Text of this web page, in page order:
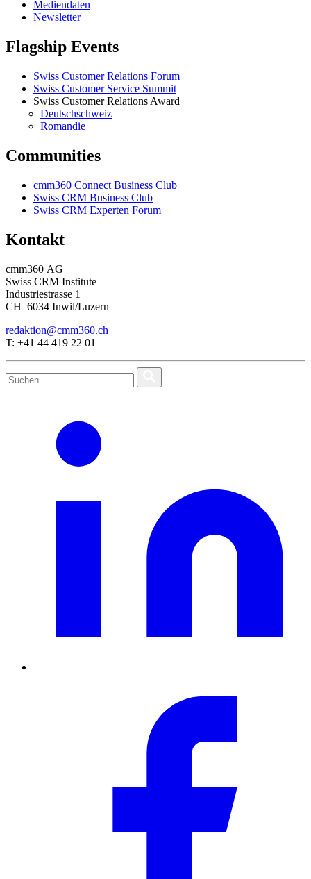
Mediendaten
Newsletter
Flagship Events
Swiss Customer Relations Forum
Swiss Customer Service Summit
Swiss Customer Relations Award
Deutschschweiz
Romandie
Communities
cmm360 Connect Business Club
Swiss CRM Business Club
Swiss CRM Experten Forum
Kontakt
cmm360 AG
Swiss CRM Institute
Industriestrasse 1
CH–6034 Inwil/Luzern
redaktion@cmm360.ch
T: +41 44 419 22 01